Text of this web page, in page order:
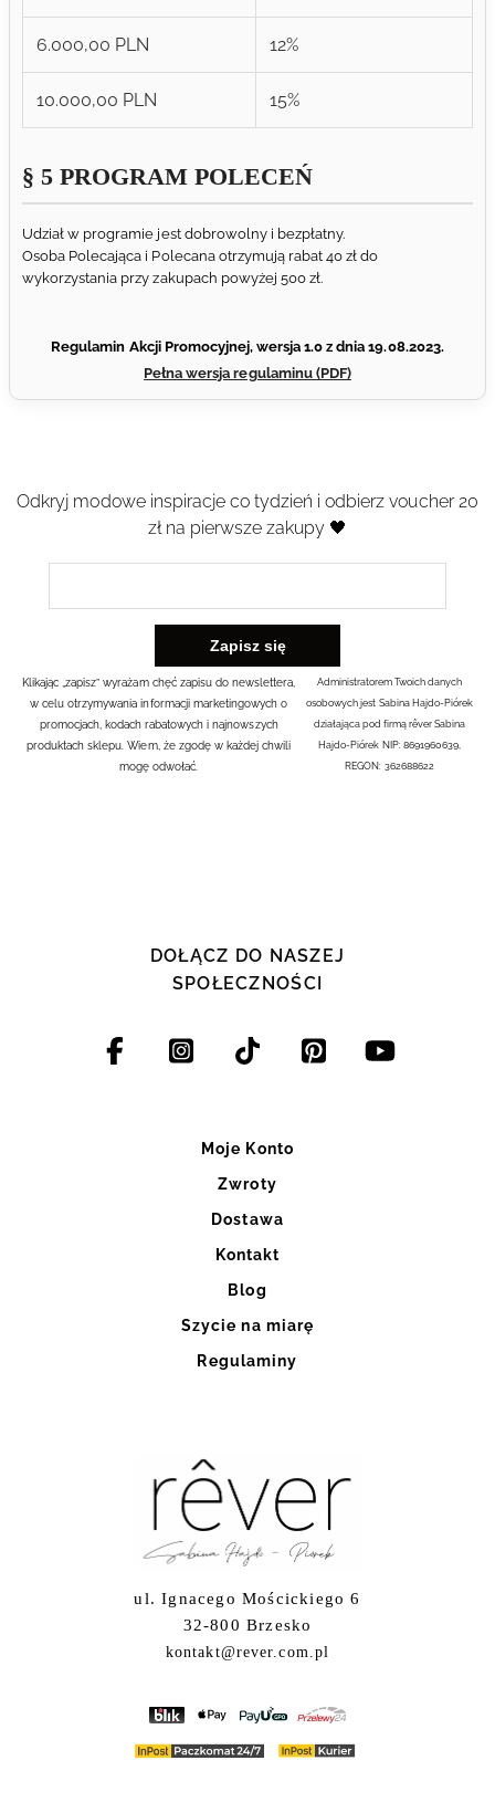
6.000,00 PLN 12%
10.000,00 PLN 15%
§ 5 PROGRAM POLECEŃ
Udział w programie jest dobrowolny i bezpłatny.
Osoba Polecająca i Polecana otrzymują rabat 40 zł do
wykorzystania przy zakupach powyżej 500 zł.
Regulamin Akcji Promocyjnej, wersja 1.0 z dnia 19.08.2023.
Pełna wersja regulaminu (PDF)
Odkryj modowe inspiracje co tydzień i odbierz voucher 20
zł na pierwsze zakupy 🖤
Klikając „zapisz” wyrażam chęć zapisu do newslettera,
w celu otrzymywania informacji marketingowych o
promocjach, kodach rabatowych i najnowszych
produktach sklepu. Wiem, że zgodę w każdej chwili
mogę odwołać.
Administratorem Twoich danych
osobowych jest Sabina Hajdo-Piórek
działająca pod firmą rêver Sabina
Hajdo-Piórek NIP: 8691960639,
REGON: 362688622
DOŁĄCZ DO NASZEJ
SPOŁECZNOŚCI
Moje Konto
Zwroty
Dostawa
Kontakt
Blog
Szycie na miarę
Regulaminy
ul. Ignacego Mościckiego 6
32-800 Brzesko
kontakt@rever.com.pl